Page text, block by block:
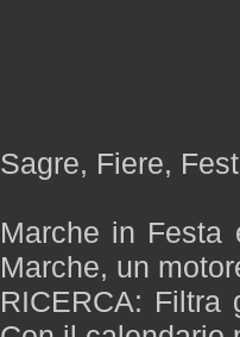
Sagre, Fiere,
Marche in
Marche, un
RICERCA: